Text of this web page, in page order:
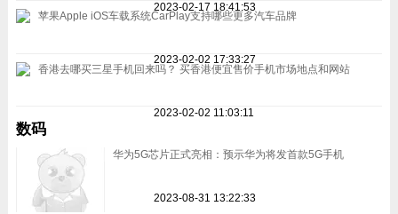
2023-02-17 18:41:53
苹果Apple iOS车载系统CarPlay支持哪些更多汽车品牌
2023-02-02 17:33:27
香港去哪买三星手机回来吗？ 买香港便宜售价手机市场地点和网站
2023-02-02 11:03:11
数码
华为5G芯片正式亮相：预示华为将发首款5G手机
2023-08-31 13:22:33